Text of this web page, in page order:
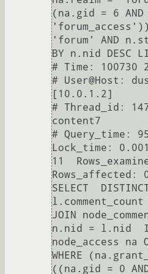
(na.gid = 6
'forum' AND
BY n.nid DESC
# Time: 100730
# User@Host:
[10.0.1.2]
# Thread_id:
content7
# Query_time:
Lock_time:
11
Rows_affected:
SELECT
l.comment_count
JOIN
n.nid = l.nid
node_access
WHERE
((na.gid = 0